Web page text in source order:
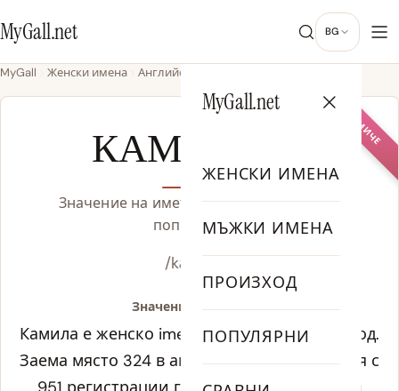
MyGall.net BG
MyGall.net
ЖЕНСКИ ИМЕНА
МЪЖКИ ИМЕНА
ПРОИЗХОД
ПОПУЛЯРНИ
MyGall Женски имена Английски
МОМИЧЕ
КАМИЛА
Значение на името Камила, произход и
популярност
/kə.ˈmɪl.ə/
Значение на Камила:
Камила е женско ime от германски произход.
Заема място 324 в американската класация с